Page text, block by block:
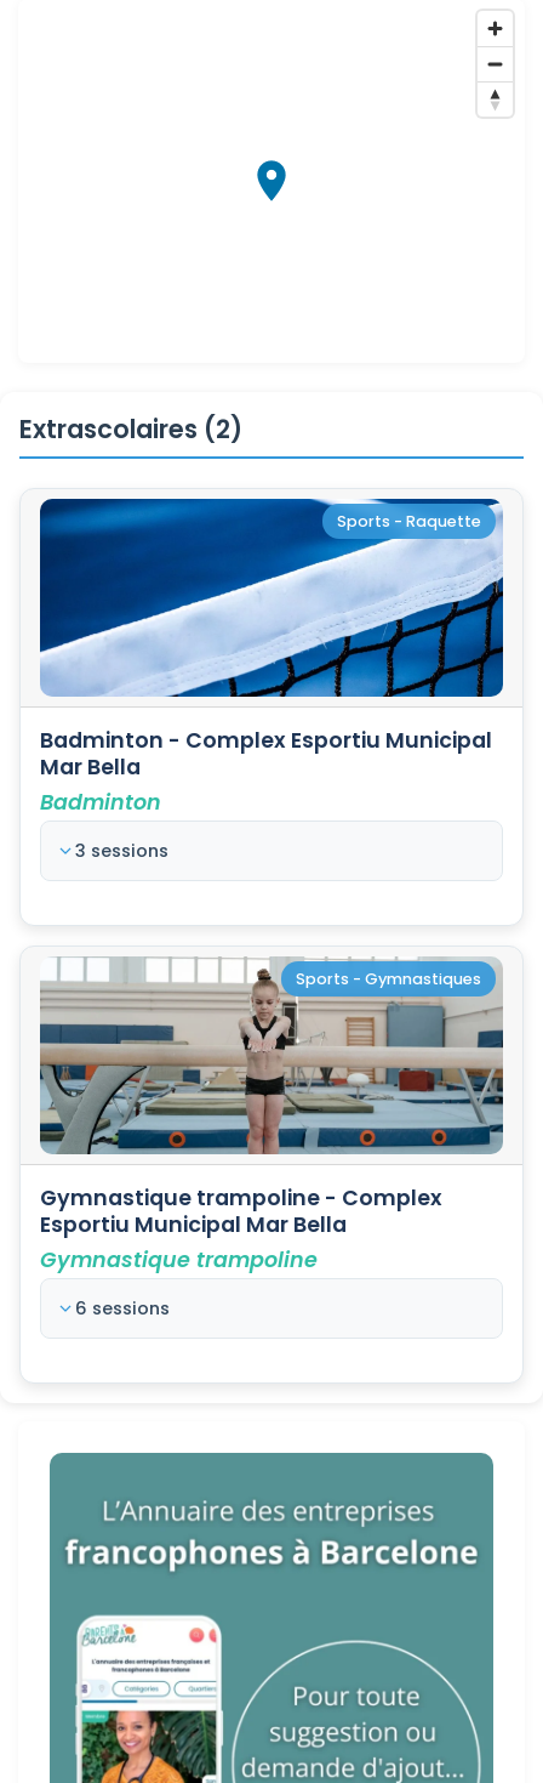
Extrascolaires (2)
Sports - Raquette
Badminton - Complex Esportiu Municipal
Mar Bella
Badminton
3 sessions
Sports - Gymnastiques
Gymnastique trampoline - Complex
Esportiu Municipal Mar Bella
Gymnastique trampoline
6 sessions